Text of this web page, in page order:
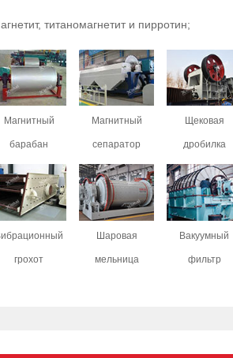
титаномагнетит и пирротин;
Магнитный
барабан
Магнитный
сепаратор
Щековая
дробилка
грохот
Шаровая
мельница
Вакуумный
фильтр